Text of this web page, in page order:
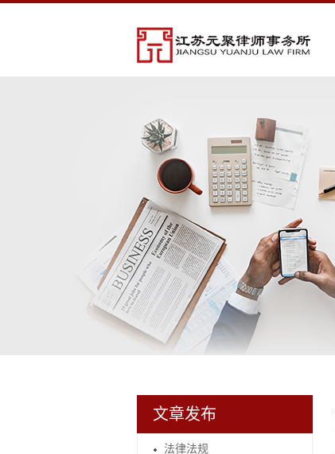
文章发布
法律法规